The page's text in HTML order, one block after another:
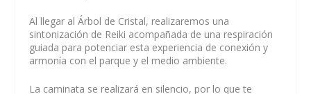
Al llegar al Árbol de Cristal, realizaremos una
sintonización de Reiki acompañada de una respiración
guiada para potenciar esta experiencia de conexión y
armonía con el parque y el medio ambiente.
La caminata se realizará en silencio, por lo que te